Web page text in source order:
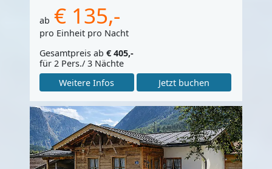
ab € 135,-
pro Einheit pro Nacht
Gesamtpreis ab € 405,-
für 2 Pers./ 3 Nächte
Weitere Infos
Jetzt buchen